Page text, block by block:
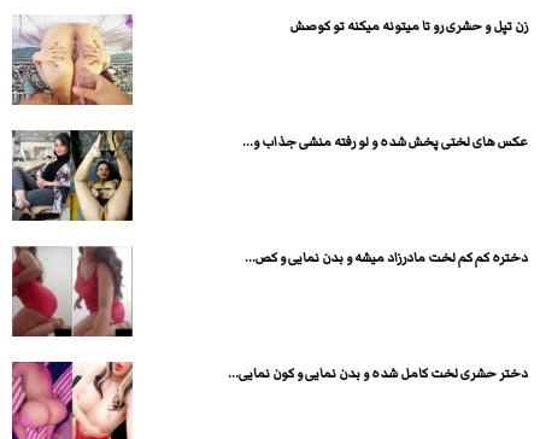
زن تپل و حشری رو تا میتونه میکنه تو کوصش
عکس های لختی پخش شده و لو رفته منشی جذاب و...
دختره کم کم لخت مادرزاد میشه و بدن نمایی و کص...
دختر حشری لخت کامل شده و بدن نمایی و کون نمایی...